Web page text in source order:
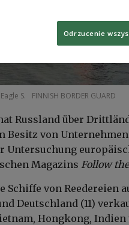
S. FINNISH BORDER GUARD
Russland über
von Unternehmen
Untersuchung
Magazins Follow
Schiffe von Reedereien
Deutschland (11)
Hongkong,
Odrzucenie